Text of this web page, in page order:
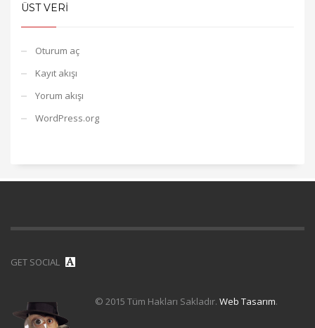
ÜST VERI
Oturum aç
Kayıt akışı
Yorum akışı
WordPress.org
GET SOCIAL
© 2015 Tüm Hakları Sakladır. Web Tasarım.